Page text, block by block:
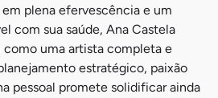
plena efervescência e um
com sua saúde, Ana Castela
como uma artista completa e
estratégico, paixão
pessoal promete solidificar ainda